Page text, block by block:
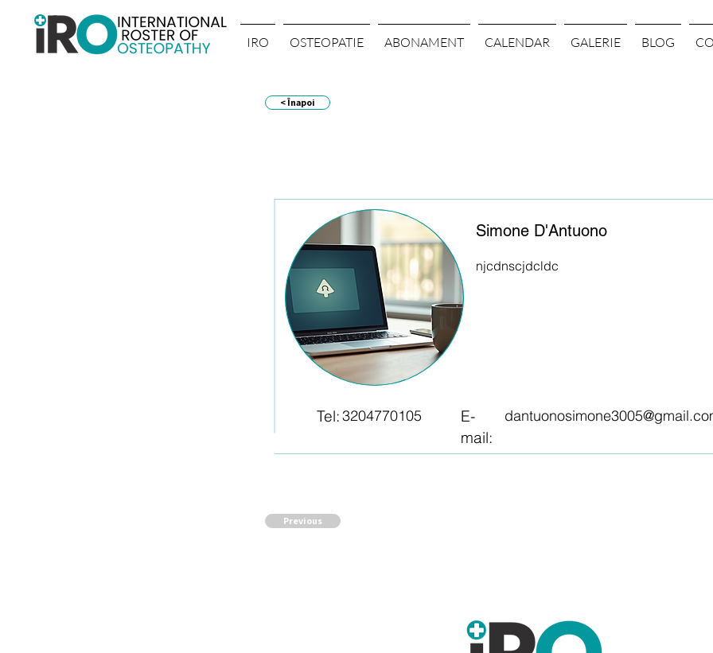
IRO OSTEOPATIE ABONAMENT CALENDAR GALERIE BLOG
< Înapoi
Simone D'Antuono
njcdnscjdcldc
Tel:3204770105
E-
mail:
Previous